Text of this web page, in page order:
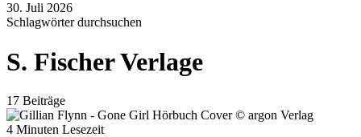
30. Juli 2026
Schlagwörter durchsuchen
S. Fischer Verlage
17 Beiträge
4 Minuten Lesezeit